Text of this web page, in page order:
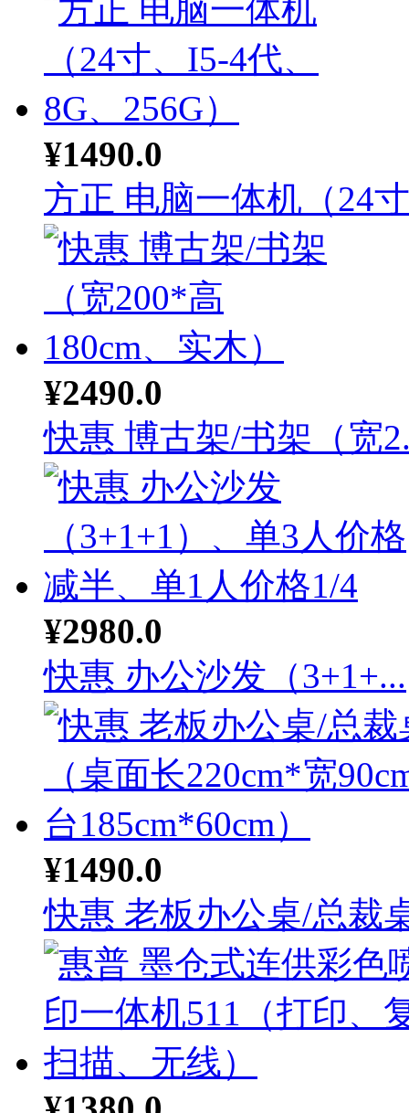
¥1490.0
方正 电脑一体机（24
¥2490.0
快惠 博古架/书架（宽
¥2980.0
快惠 办公沙发（3+1+...
¥1490.0
快惠 老板办公桌/总裁